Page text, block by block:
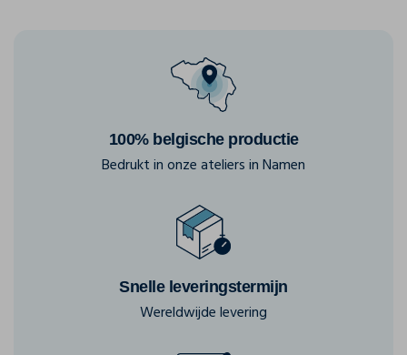
100% belgische productie
Bedrukt in onze ateliers in Namen
Snelle leveringstermijn
Wereldwijde levering